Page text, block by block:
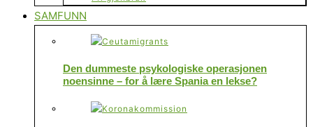
SAMFUNN
Den dummeste psykologiske operasjonen
noensinne – for å lære Spania en lekse?